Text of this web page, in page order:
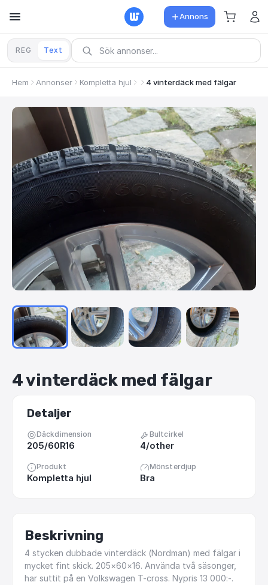
Annons
REG Text
Hem Annonser Kompletta hjul 4 vinterdäck med fälgar
4vinterdäck med fälgar
Detaljer
Däckdimension
205/60R16
Bultcirkel
4/other
Produkt
Kompletta hjul
Mönsterdjup
Bra
Beskrivning
4 stycken dubbade vinterdäck (Nordman) med fälgar i
mycket fint skick. 205×60×16. Använda två säsonger,
har suttit på en Volkswagen T-cross. Nypris 13 000:-.